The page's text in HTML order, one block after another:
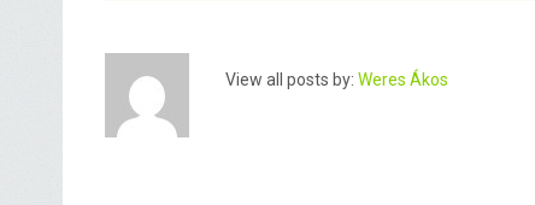
View all posts by: Weres Ákos